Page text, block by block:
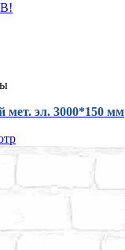
мет. эл. 3000*150 мм